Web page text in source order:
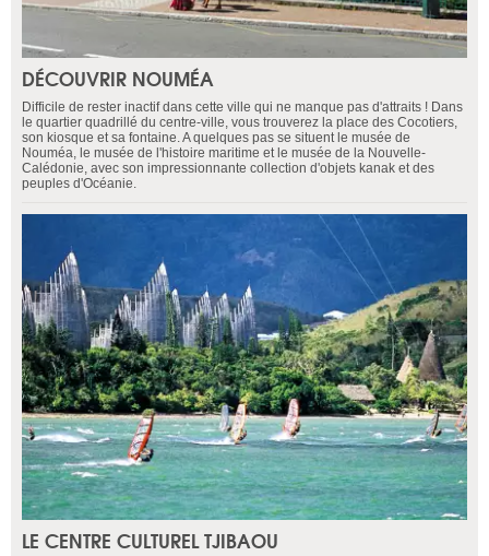
DÉCOUVRIR NOUMÉA
Difficile de rester inactif dans cette ville qui ne manque pas d'attraits ! Dans
le quartier quadrillé du centre-ville, vous trouverez la place des Cocotiers,
son kiosque et sa fontaine. A quelques pas se situent le musée de
Nouméa, le musée de l'histoire maritime et le musée de la Nouvelle-
Calédonie, avec son impressionnante collection d'objets kanak et des
peuples d'Océanie.
LE CENTRE CULTUREL TJIBAOU